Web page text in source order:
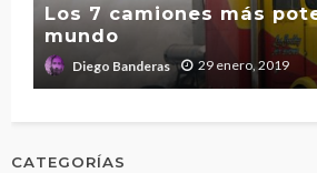
Los 7 camiones más
mundo
Diego Banderas 29 enero, 2019
CATEGORÍAS